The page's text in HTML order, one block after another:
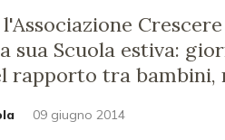
sua Scuola estiva:
rapporto tra bambini,
09 giugno 2014